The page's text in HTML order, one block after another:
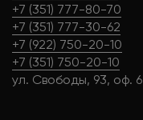
+7 (351) 777-80-70
+7 (351) 777-30-62
+7 (922) 750-20-10
+7 (351) 750-20-10
ул. Свободы, 93, оф. 6